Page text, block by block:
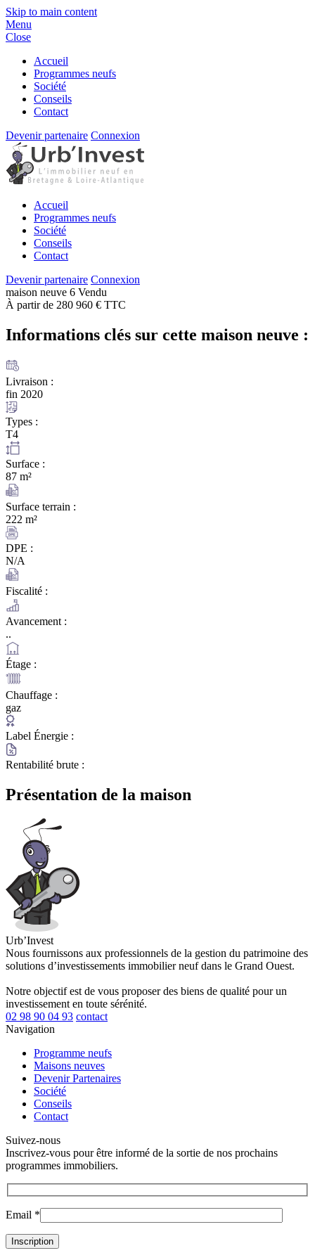
Skip to main content
Menu
Close
Accueil
Programmes neufs
Société
Conseils
Contact
Devenir partenaire Connexion
Accueil
Programmes neufs
Société
Conseils
Contact
Devenir partenaire Connexion
maison neuve 6 Vendu
À partir de 280 960 € TTC
Informations clés sur cette maison neuve :
Livraison :
fin 2020
Types :
T4
Surface :
87 m²
Surface terrain :
222 m²
DPE :
N/A
Fiscalité :
Avancement :
..
Étage :
Chauffage :
gaz
Label Énergie :
Rentabilité brute :
Présentation de la maison
Urb’Invest
Nous fournissons aux professionnels de la gestion du patrimoine des
solutions d’investissements immobilier neuf dans le Grand Ouest.
Notre objectif est de vous proposer des biens de qualité pour un
investissement en toute sérénité.
02 98 90 04 93 contact
Navigation
Programme neufs
Maisons neuves
Devenir Partenaires
Société
Conseils
Contact
Suivez-nous
Inscrivez-vous pour être informé de la sortie de nos prochains
programmes immobiliers.
Email *